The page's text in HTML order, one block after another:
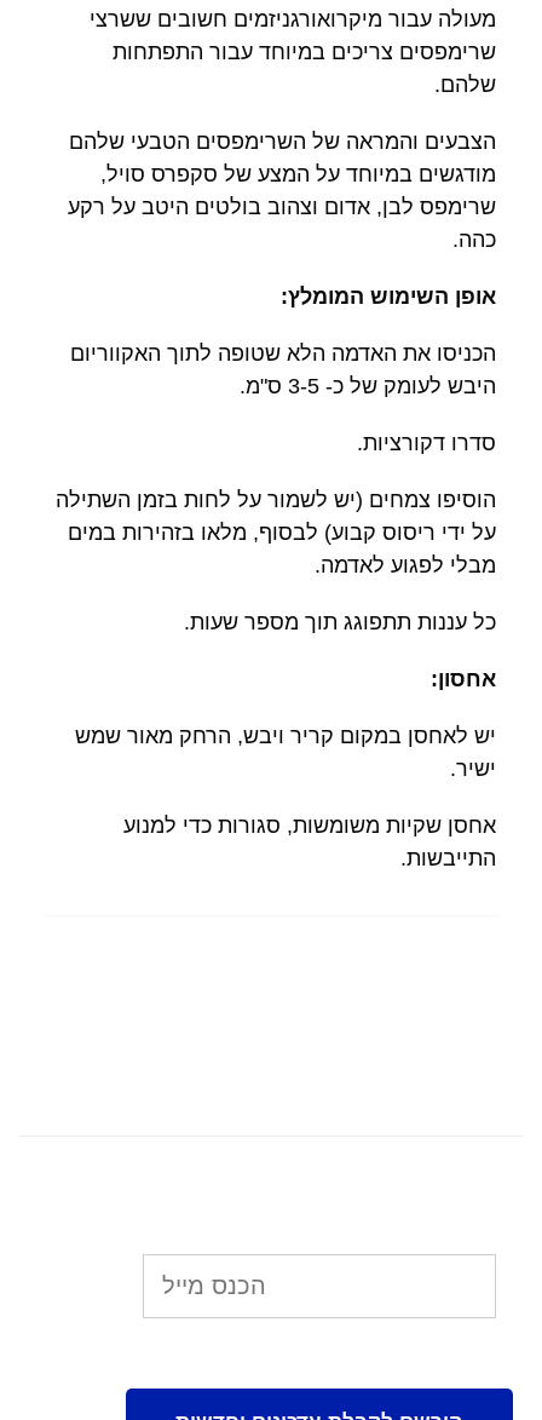
מעולה עבור מיקרואורגניזמים חשובים ששרצי
שרימפסים צריכים במיוחד עבור התפתחות
שלהם.
הצבעים והמראה של השרימפסים הטבעי שלהם
מודגשים במיוחד על המצע של סקפרס סויל,
שרימפס לבן, אדום וצהוב בולטים היטב על רקע
כהה.
אופן השימוש המומלץ:
הכניסו את האדמה הלא שטופה לתוך האקווריום
היבש לעומק של כ- 3-5 ס"מ.
סדרו דקורציות.
הוסיפו צמחים (יש לשמור על לחות בזמן השתילה
על ידי ריסוס קבוע) לבסוף, מלאו בזהירות במים
מבלי לפגוע לאדמה.
כל עננות תתפוגג תוך מספר שעות.
אחסון:
יש לאחסן במקום קריר ויבש, הרחק מאור שמש
ישיר.
אחסן שקיות משומשות, סגורות כדי למנוע
התייבשות.